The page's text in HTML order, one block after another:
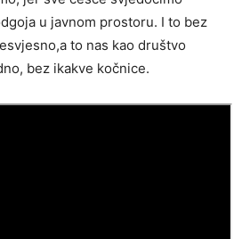
u javnom prostoru. I to bez
to nas kao društvo
bez ikakve kočnice.